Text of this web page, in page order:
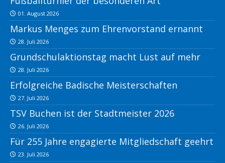
01. August 2026
Markus Menges zum Ehrenvorstand ernannt
28. Juli 2026
Grundschulaktionstag macht Lust auf mehr
28. Juli 2026
Erfolgreiche Badische Meisterschaften
27. Juli 2026
TSV Buchen ist der Stadtmeister 2026
26. Juli 2026
Für 255 Jahre engagierte Mitgliedschaft geehrt
23. Juli 2026